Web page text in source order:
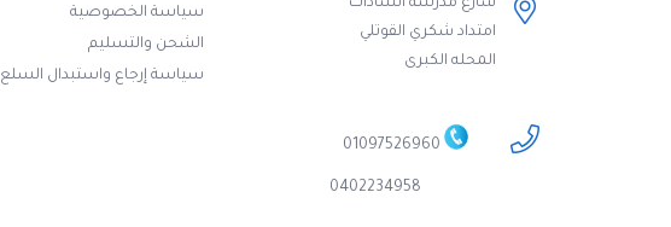
شارع مدرسة السادات
امتداد شكري القوتلي
المحله الكبرى
01097526960
0402234958
سياسة الخصوصية
الشحن والتسليم
سياسة إرجاع واستبدال السلع